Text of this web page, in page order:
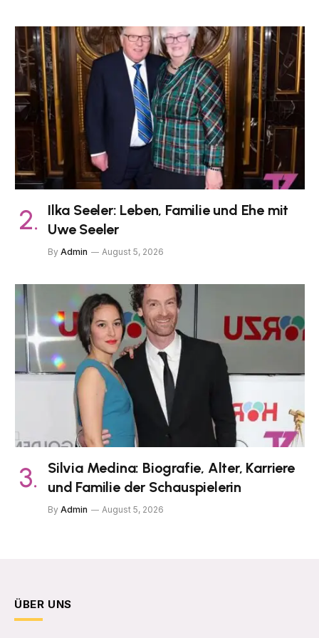
Ilka Seeler: Leben, Familie und Ehe mit
Uwe Seeler
By Admin August 5, 2026
Silvia Medina: Biografie, Alter, Karriere
und Familie der Schauspielerin
By Admin August 5, 2026
ÜBER UNS